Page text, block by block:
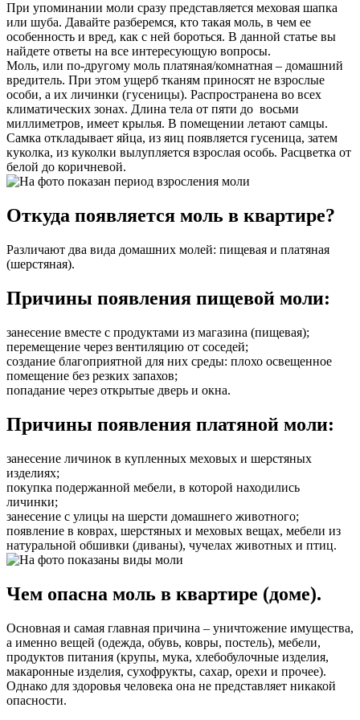
При упоминании моли сразу представляется меховая шапка
или шуба. Давайте разберемся, кто такая моль, в чем ее
особенность и вред, как с ней бороться. В данной статье вы
найдете ответы на все интересующую вопросы.
Моль, или по-другому моль платяная/комнатная – домашний
вредитель. При этом ущерб тканям приносят не взрослые
особи, а их личинки (гусеницы). Распространена во всех
климатических зонах. Длина тела от пяти до восьми
миллиметров, имеет крылья. В помещении летают самцы.
Самка откладывает яйца, из яиц появляется гусеница, затем
куколка, из куколки вылупляется взрослая особь. Расцветка от
белой до коричневой.
Откуда появляется моль в квартире?
Различают два вида домашних молей: пищевая и платяная
(шерстяная).
Причины появления пищевой моли:
занесение вместе с продуктами из магазина (пищевая);
перемещение через вентиляцию от соседей;
создание благоприятной для них среды: плохо освещенное
помещение без резких запахов;
попадание через открытые дверь и окна.
Причины появления платяной моли:
занесение личинок в купленных меховых и шерстяных
изделиях;
покупка подержанной мебели, в которой находились
личинки;
занесение с улицы на шерсти домашнего животного;
появление в коврах, шерстяных и меховых вещах, мебели из
натуральной обшивки (диваны), чучелах животных и птиц.
Чем опасна моль в квартире (доме).
Основная и самая главная причина – уничтожение имущества,
а именно вещей (одежда, обувь, ковры, постель), мебели,
продуктов питания (крупы, мука, хлебобулочные изделия,
макаронные изделия, сухофрукты, сахар, орехи и прочее).
Однако для здоровья человека она не представляет никакой
опасности.